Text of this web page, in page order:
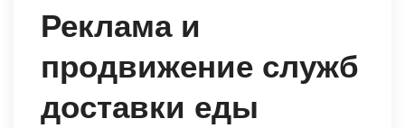
Реклама и
продвижение служб
доставки еды